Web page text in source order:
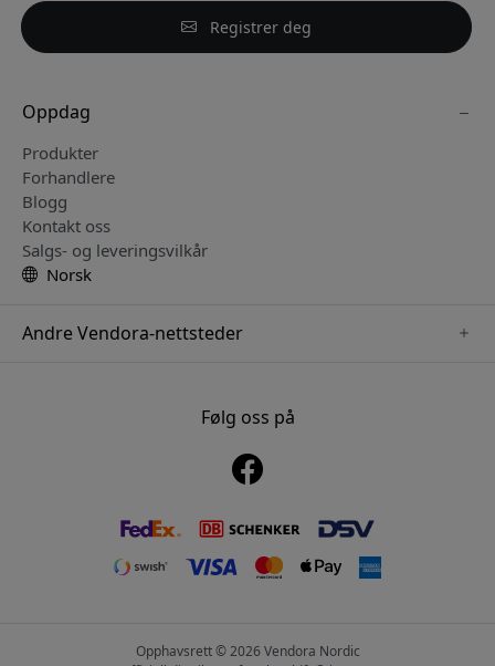
Registrer deg
Oppdag
Produkter
Forhandlere
Blogg
Kontakt oss
Salgs- og leveringsvilkår
Norsk
Andre Vendora-nettsteder
www.nordicsmartlight.seFølg oss på
Opphavsrett © 2026 Vendora Nordic